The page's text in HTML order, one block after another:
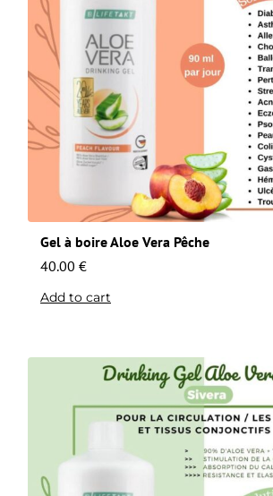
Gel à boire Aloe Vera Pêche
40.00 €
Add to cart